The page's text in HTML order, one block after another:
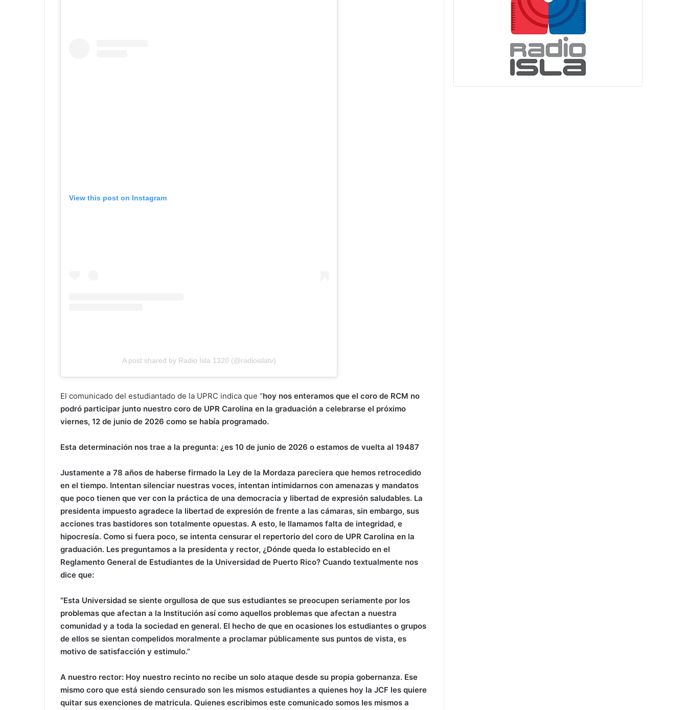
View this post on Instagram
A post shared by Radio Isla 1320 (@radioislatv)
El comunicado del estudiantado de la UPRC indica que “hoy nos enteramos que el coro de RCM no
podró participar junto nuestro coro de UPR Carolina en la graduación a celebrarse el próximo
viernes, 12 de junio de 2026 como se había programado.
Esta determinación nos trae a la pregunta: ¿es 10 de junio de 2026 o estamos de vuelta al 19487
Justamente a 78 años de haberse firmado la Ley de la Mordaza pareciera que hemos retrocedido
en el tiempo. Intentan silenciar nuestras voces, intentan intimidarnos con amenazas y mandatos
que poco tienen que ver con la práctica de una democracia y libertad de expresión saludables. La
presidenta impuesto agradece la libertad de expresión de frente a las cámaras, sin embargo, sus
acciones tras bastidores son totalmente opuestas. A esto, le llamamos falta de integridad, e
hipocresía. Como si fuera poco, se intenta censurar el repertorio del coro de UPR Carolina en la
graduación. Les preguntamos a la presidenta y rector, ¿Dónde queda lo establecido en el
Reglamento General de Estudiantes de la Universidad de Puerto Rico? Cuando textualmente nos
dice que:
“Esta Universidad se siente orgullosa de que sus estudiantes se preocupen seriamente por los
problemas que afectan a la Institución así como aquellos problemas que afectan a nuestra
comunidad y a toda la sociedad en general. El hecho de que en ocasiones los estudiantes o grupos
de ellos se sientan compelidos moralmente a proclamar públicamente sus puntos de vista, es
motivo de satisfacción y estimulo.”
A nuestro rector: Hoy nuestro recinto no recibe un solo ataque desde su propia gobernanza. Ese
mismo coro que está siendo censurado son les mismos estudiantes a quienes hoy la JCF les quiere
quitar sus exenciones de matricula. Quienes escribimos este comunicado somos les mismos a